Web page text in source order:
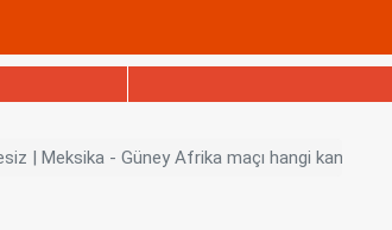
| Meksika - Güney Afrika maçı hangi kanalda,